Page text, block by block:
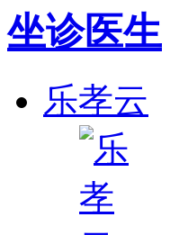
坐诊医生
乐孝云